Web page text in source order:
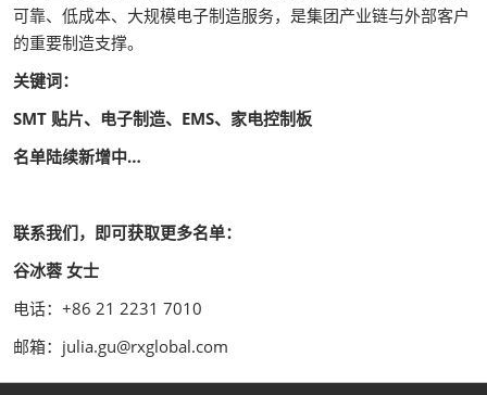
可靠、低成本、大规模电子制造服务，是集团产业链与外部客户
的重要制造支撑。
关键词：
SMT 贴片、电子制造、EMS、家电控制板
名单陆续新增中…
联系我们，即可获取更多名单：
谷冰蓉 女士
电话：+86 21 2231 7010
邮箱：julia.gu@rxglobal.com